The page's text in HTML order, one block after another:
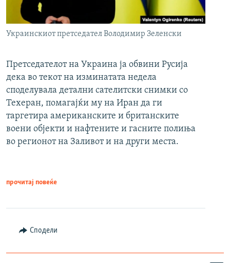
Украинскиот претседател Володимир Зеленски
Претседателот на Украина ја обвини Русија
дека во текот на изминатата недела
споделувала детални сателитски снимки со
Техеран, помагајќи му на Иран да ги
таргетира американските и британските
воени објекти и нафтените и гасните полиња
во регионот на Заливот и на други места.
прочитај повеќе
Сподели